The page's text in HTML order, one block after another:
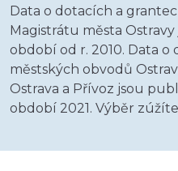
Data o dotacích a
Magistrátu města
období od r. 2010. Data
městských obvodů
Ostrava a Přívoz jsou
období 2021. Výběr